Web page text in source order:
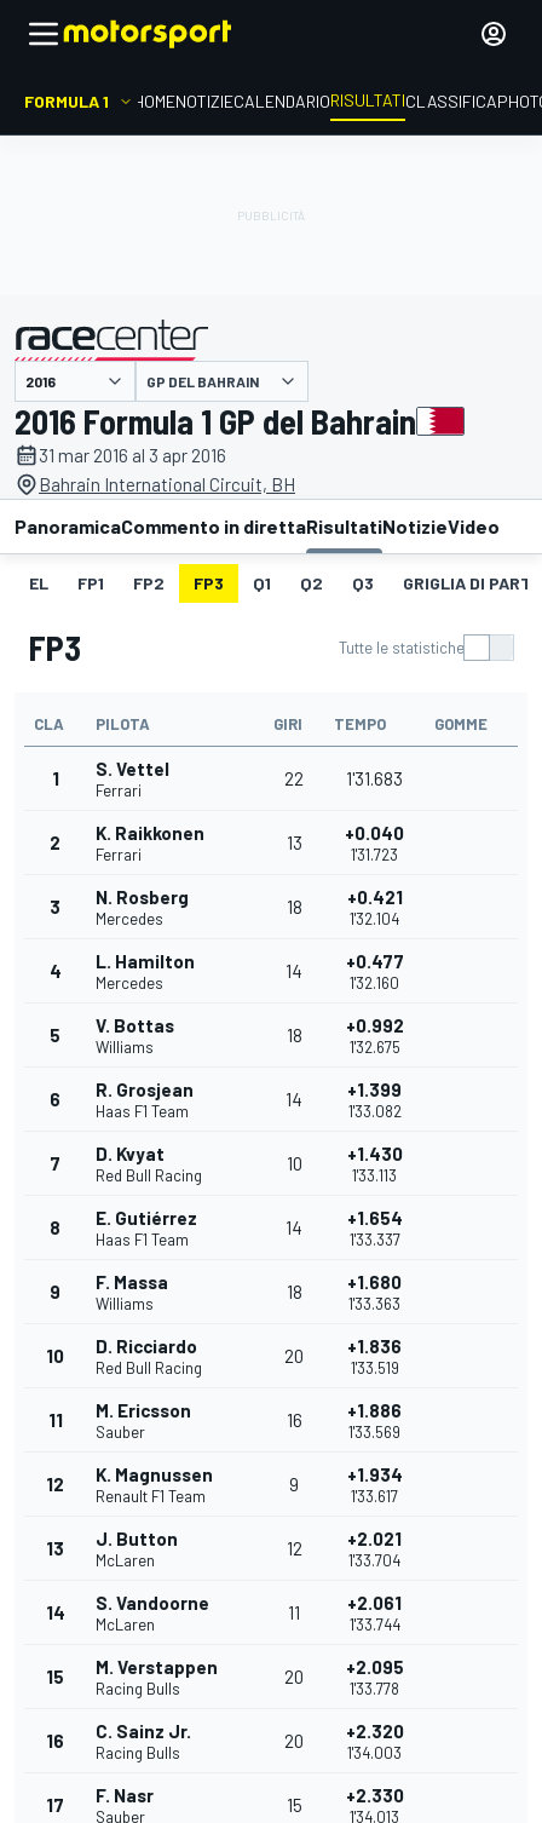
FORMULA 1 HOMENOTIZIECALENDARIORISULTATICLASSIFICA
presentato da GP DEL BAHRAIN
2016 Formula 1 GP del Bahrain
31 mar 2016 al 3 apr 2016
Bahrain International Circuit, BH
PanoramicaCommento in direttaRisultatiNotizieVideo
EL FP1 FP2 FP3 Q1 Q2 Q3 GRIGLIA DI
FP3 Tutte le statistiche
CLA PILOTA GIRI TEMPO GOMME
1 S. Vettel
Ferrari
22 1'31.683
2 K. Raikkonen
Ferrari
13 +0.040
1'31.723
3 N. Rosberg
Mercedes
18 +0.421
1'32.104
4 L. Hamilton
Mercedes
14 +0.477
1'32.160
5 V. Bottas
Williams
18 +0.992
1'32.675
6 R. Grosjean
Haas F1 Team
14 +1.399
1'33.082
7 D. Kvyat
Red Bull Racing
10 +1.430
1'33.113
8 E. Gutiérrez
Haas F1 Team
14 +1.654
1'33.337
9 F. Massa
Williams
18 +1.680
1'33.363
10 D. Ricciardo
Red Bull Racing
20 +1.836
1'33.519
11 M. Ericsson
Sauber
16 +1.886
1'33.569
12 K. Magnussen
Renault F1 Team
9 +1.934
1'33.617
13 J. Button
McLaren
12 +2.021
1'33.704
14 S. Vandoorne
McLaren
11 +2.061
1'33.744
15 M. Verstappen
Racing Bulls
20 +2.095
1'33.778
16 C. Sainz Jr.
Racing Bulls
20 +2.320
1'34.003
17 F. Nasr
Sauber
15 +2.330
1'34.013